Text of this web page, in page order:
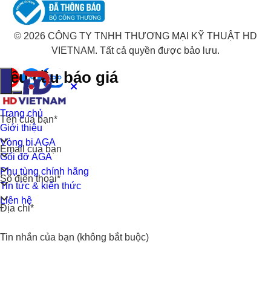
© 2026 CÔNG TY TNHH THƯƠNG MẠI KỸ THUẬT HD
VIETNAM. Tất cả quyền được bảo lưu.
Yêu cầu báo giá
Tên của bạn*
Email của bạn
Số điện thoại*
Địa chỉ*
Tin nhắn của bạn (không bắt buộc)
Trang chủ
Giới thiệu
Vòng bi AGA
Gối đỡ AGA
Phụ tùng chính hãng
Tin tức & kiến thức
Liên hệ